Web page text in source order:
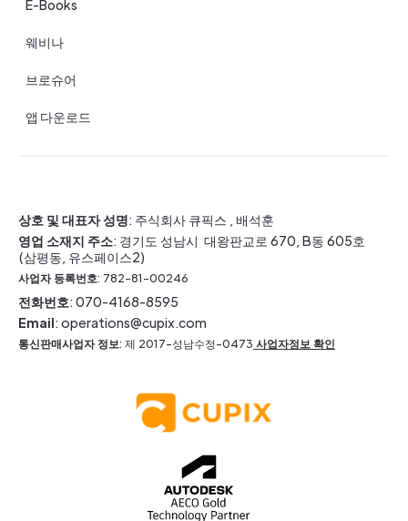
E-Books
웨비나
브로슈어
앱 다운로드
상호 및 대표자 성명: 주식회사 큐픽스 , 배석훈
영업 소재지 주소: 경기도 성남시 대왕판교로 670, B동 605호
(삼평동, 유스페이스2)
사업자 등록번호: 782-81-00246
전화번호: 070-4168-8595
Email: operations@cupix.com
통신판매사업자 정보: 제 2017-성남수정-0473 사업자정보 확인